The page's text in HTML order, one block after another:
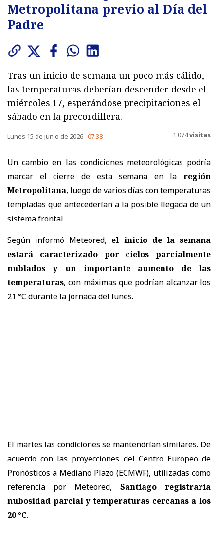
Metropolitana previo al Día del
Padre
Tras un inicio de semana un poco más cálido,
las temperaturas deberían descender desde el
miércoles 17, esperándose precipitaciones el
sábado en la precordillera.
Lunes 15 de junio de 2026 07:38 1.074visitas
Un cambio en las condiciones meteorológicas podría
marcar el cierre de esta semana en la región
Metropolitana, luego de varios días con temperaturas
templadas que antecederían a la posible llegada de un
sistema frontal.
Según informó Meteored, el inicio de la semana
estará caracterizado por cielos parcialmente
nublados y un importante aumento de las
temperaturas, con máximas que podrían alcanzar los
21 °C durante la jornada del lunes.
El martes las condiciones se mantendrían similares. De
acuerdo con las proyecciones del Centro Europeo de
Pronósticos a Mediano Plazo (ECMWF), utilizadas como
referencia por Meteored, Santiago registraría
nubosidad parcial y temperaturas cercanas a los
20 °C.